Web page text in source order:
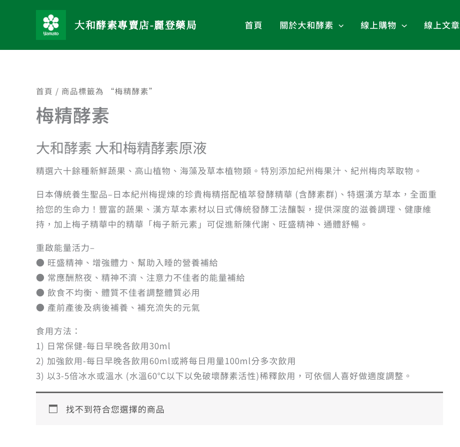
要
大和酵素專賣店-麗登藥局 首頁 關於大和酵素 線上購物 線上文章
首頁 / 商品標籤為 “梅精酵素”
梅精酵素
大和酵素 大和梅精酵素原液
精選六十餘種新鮮蔬果、高山植物、海藻及草本植物類。特別添加紀州梅果汁、紀州梅肉萃取物。
日本傳統養生聖品–日本紀州梅提煉的珍貴梅精搭配植萃發酵精華 (含酵素群)、特選漢方草本，全面重
拾您的生命力！豐富的蔬果、漢方草本素材以日式傳統發酵工法釀製，提供深度的滋養調理、健康維
持，加上梅子精華中的精華「梅子新元素」可促進新陳代謝、旺盛精神、通體舒暢。
重啟能量活力–
● 旺盛精神、增強體力、幫助入睡的營養補給
● 常應酬熬夜、精神不濟、注意力不佳者的能量補給
● 飲食不均衡、體質不佳者調整體質必用
● 產前產後及病後補養、補充流失的元氣
食用方法：
1) 日常保健-每日早晚各飲用30ml
2) 加強飲用-每日早晚各飲用60ml或將每日用量100ml分多次飲用
3) 以3-5倍冰水或溫水 (水溫60℃以下以免破壞酵素活性)稀釋飲用，可依個人喜好做適度調整。
找不到符合您選擇的商品